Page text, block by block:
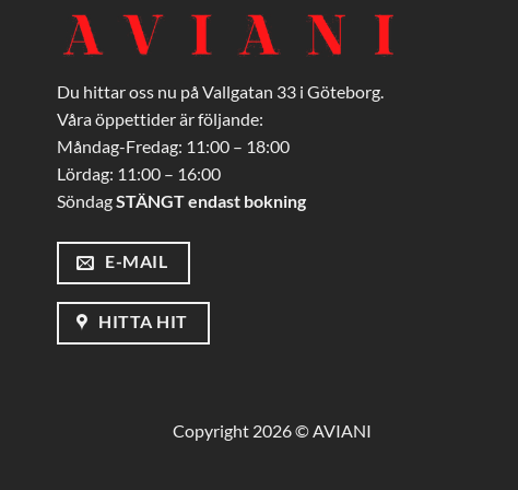
Du hittar oss nu på Vallgatan 33 i Göteborg.
Våra öppettider är följande:
Måndag-Fredag: 11:00 – 18:00
Lördag: 11:00 – 16:00
SöndagSTÄNGT endast bokning
E-MAIL
HITTA HIT
Copyright 2026 © AVIANI